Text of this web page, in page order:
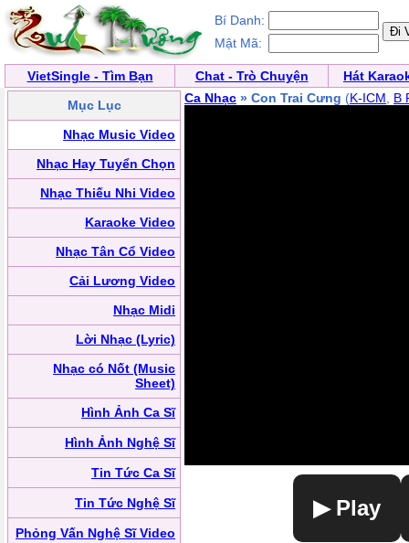
Bí Danh:
Mật Mã:
VietSingle - Tìm Bạn Chat - Trò Chuyện
Hát
Mục Lục
Nhạc Music Video
Nhạc Hay Tuyển Chọn
Nhạc Thiếu Nhi Video
Karaoke Video
Nhạc Tân Cổ Video
Cải Lương Video
Nhạc Midi
Lời Nhạc (Lyric)
Nhạc có Nốt (Music
Sheet)
Hình Ảnh Ca Sĩ
Hình Ảnh Nghệ Sĩ
Tin Tức Ca Sĩ
Tin Tức Nghệ Sĩ
Phỏng Vấn Nghệ Sĩ Video
Ca Nhạc » Con Trai Cưng (K-ICM B
▶ Play